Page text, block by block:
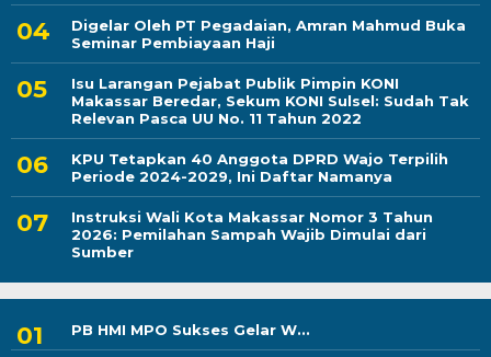
Digelar Oleh PT Pegadaian, Amran Mahmud Buka
Seminar Pembiayaan Haji
Isu Larangan Pejabat Publik Pimpin KONI
Makassar Beredar, Sekum KONI Sulsel: Sudah Tak
Relevan Pasca UU No. 11 Tahun 2022
KPU Tetapkan 40 Anggota DPRD Wajo Terpilih
Periode 2024-2029, Ini Daftar Namanya
Instruksi Wali Kota Makassar Nomor 3 Tahun
2026: Pemilahan Sampah Wajib Dimulai dari
Sumber
PB HMI MPO Sukses Gelar W...